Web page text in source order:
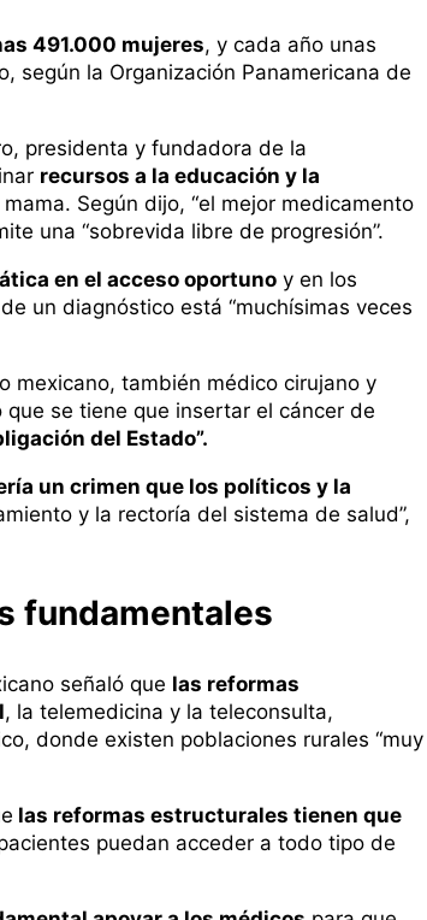
491.000 mujeres, y cada año unas
según la Organización Panamericana de
presidenta y fundadora de la
recursos a la educación y la
Según dijo, “el mejor medicamento
una “sobrevida libre de progresión”.
en el acceso oportuno y en los
un diagnóstico está “muchísimas veces
mexicano, también médico cirujano y
se tiene que insertar el cáncer de
del Estado”.
un crimen que los políticos y la
y la rectoría del sistema de salud”,
fundamentales
señaló que las reformas
, la telemedicina y la teleconsulta,
donde existen poblaciones rurales “muy
las reformas estructurales tienen que
puedan acceder a todo tipo de